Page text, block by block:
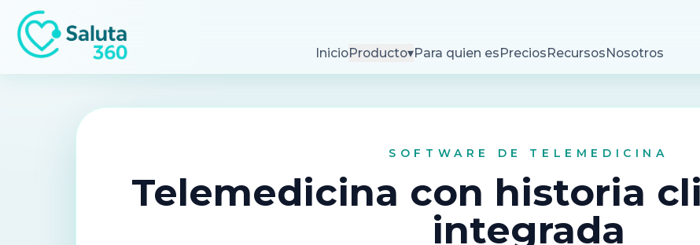
InicioProducto▾Para quien esPreciosRecursosNosotros
SOFTWARE DE TELEMEDICINA
Telemedicina con historia
integrada